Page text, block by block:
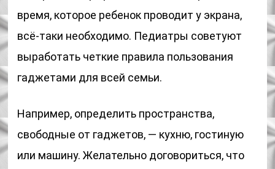
время, которое ребенок проводит у экрана,
всё-таки необходимо. Педиатры советуют
выработать четкие правила пользования
гаджетами для всей семьи.
Например, определить пространства,
свободные от гаджетов, — кухню, гостиную
или машину. Желательно договориться, что